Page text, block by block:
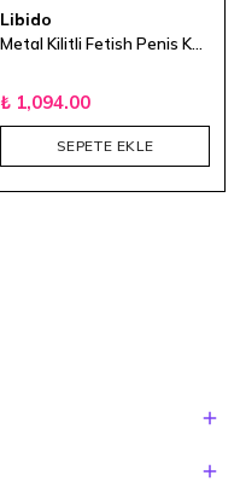
Libido
₺ 1,094.00
SEPETE EKLE